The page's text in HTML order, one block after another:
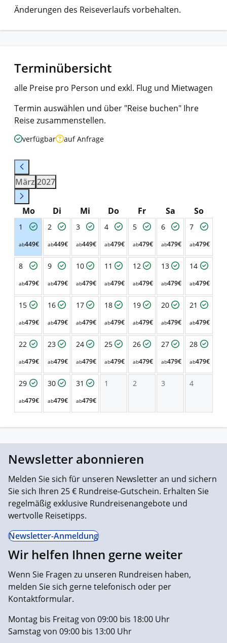
Änderungen des Reiseverlaufs vorbehalten.
Terminübersicht
alle Preise pro Person und exkl. Flug und Mietwagen
Termin auswählen und über "Reise buchen" Ihre
Reise zusammenstellen.
verfügbar auf Anfrage
März 2027
Mo Di Mi Do Fr Sa So
1
ab449€
2
ab449€
3
ab449€
4
ab479€
5
ab479€
6
ab479€
7
ab479€
8
ab479€
9
ab479€
10
ab479€
11
ab479€
12
ab479€
13
ab479€
14
ab479€
15
ab479€
16
ab479€
17
ab479€
18
ab479€
19
ab479€
20
ab479€
21
ab479€
22
ab479€
23
ab479€
24
ab479€
25
ab479€
26
ab479€
27
ab479€
28
ab479€
29
ab479€
30
ab479€
31
ab479€
1 2 3 4
Newsletter abonnieren
Melden Sie sich für unseren Newsletter an und sichern
Sie sich Ihren 25 € Rundreise-Gutschein. Erhalten Sie
regelmäßig exklusive Rundreisenangebote und
wertvolle Reisetipps.
Newsletter-Anmeldung
Wir helfen Ihnen gerne weiter
Wenn Sie Fragen zu unseren Rundreisen haben,
melden Sie sich gerne telefonisch oder per
Kontaktformular.
Montag bis Freitag von 09:00 bis 18:00 Uhr
Samstag von 09:00 bis 13:00 Uhr